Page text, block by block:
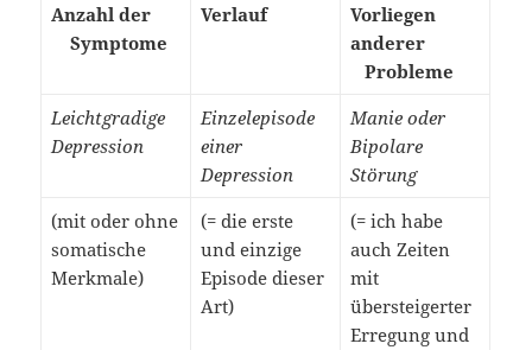
Anzahl der
Symptome
Verlauf
Vorliegen
anderer
Probleme
Leichtgradige
Depression
Einzelepisode
einer
Depression
Manie oder
Bipolare
Störung
(mit oder ohne
somatische
Merkmale)
(= die erste
und einzige
Episode dieser
Art)
(= ich habe
auch Zeiten
mit
übersteigerter
Erregung und